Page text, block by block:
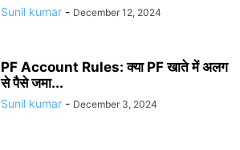
Sunil kumar - December 12, 2024
PF Account Rules: क्या PF खाते में अलग
से पैसे जमा...
Sunil kumar - December 3, 2024